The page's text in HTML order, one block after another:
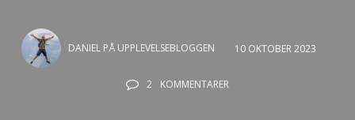
DANIEL PÅ UPPLEVELSEBLOGGEN 10 OKTOBER 2023
2 KOMMENTARER